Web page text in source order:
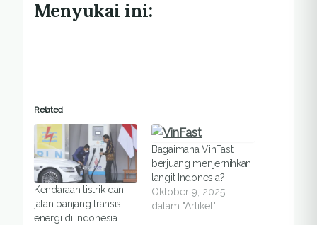
Menyukai ini:
Related
Kendaraan listrik dan
jalan panjang transisi
energi di Indonesia
Bagaimana VinFast
berjuang menjernihkan
langit Indonesia?
Oktober 9, 2025
dalam "Artikel"